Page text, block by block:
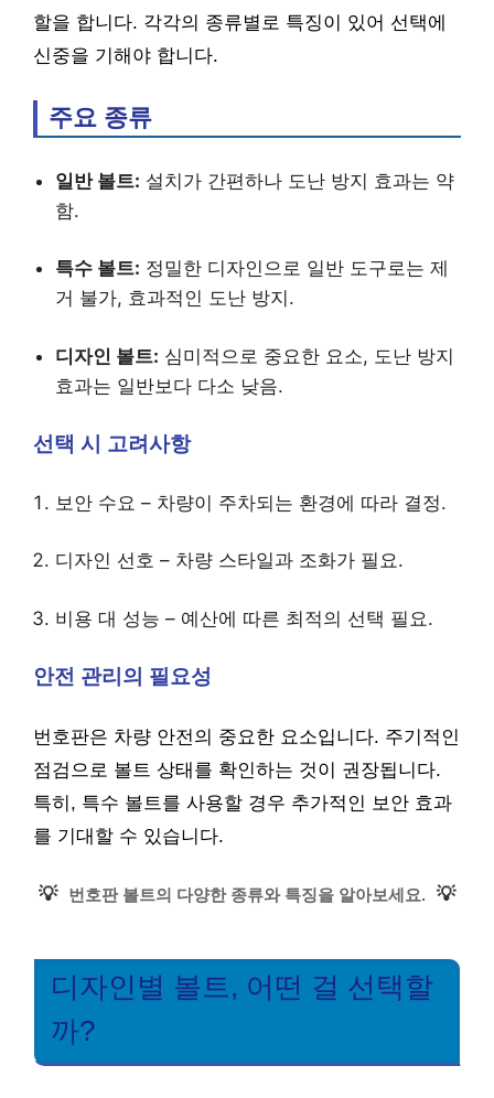
할을 합니다. 각각의 종류별로 특징이 있어 선택에
신중을 기해야 합니다.
주요 종류
일반 볼트: 설치가 간편하나 도난 방지 효과는 약
함.
특수 볼트: 정밀한 디자인으로 일반 도구로는 제
거 불가, 효과적인 도난 방지.
디자인 볼트: 심미적으로 중요한 요소, 도난 방지
효과는 일반보다 다소 낮음.
선택 시 고려사항
보안 수요 – 차량이 주차되는 환경에 따라 결정.
디자인 선호 – 차량 스타일과 조화가 필요.
비용 대 성능 – 예산에 따른 최적의 선택 필요.
안전 관리의 필요성
번호판은 차량 안전의 중요한 요소입니다. 주기적인
점검으로 볼트 상태를 확인하는 것이 권장됩니다.
특히, 특수 볼트를 사용할 경우 추가적인 보안 효과
를 기대할 수 있습니다.
💡 번호판 볼트의 다양한 종류와 특징을 알아보세요. 💡
디자인별 볼트, 어떤 걸 선택할
까?